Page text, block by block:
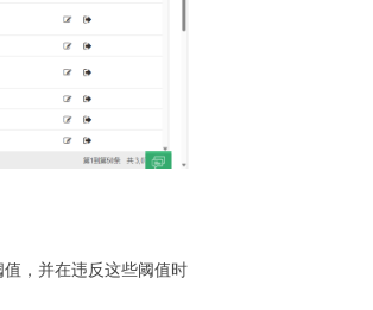
值，并在违反这些阈值时